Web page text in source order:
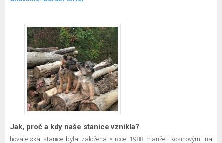
Jak, proč a kdy naše stanice vznikla?
hovatelská stanice byla založena v roce 1988 manželi Kosinovými na